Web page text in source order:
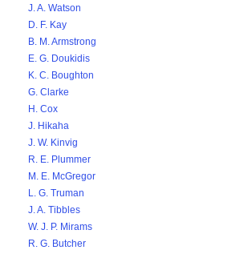
J. A. Watson
D. F. Kay
B. M. Armstrong
E. G. Doukidis
K. C. Boughton
G. Clarke
H. Cox
J. Hikaha
J. W. Kinvig
R. E. Plummer
M. E. McGregor
L. G. Truman
J. A. Tibbles
W. J. P. Mirams
R. G. Butcher